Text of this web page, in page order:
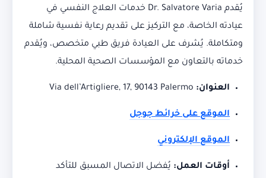
يُقدم Dr. Salvatore Varia خدمات العلاج النفسي في
عيادته الخاصة، مع التركيز على تقديم رعاية نفسية شاملة
ومتكاملة. يُشرف على العيادة فريق طبي متخصص، ويُقدم
خدماته بالتعاون مع المؤسسات الصحية المحلية.
العنوان: Via dell’Artigliere, 17, 90143 Palermo
الموقع على خرائط جوجل
الموقع الإلكتروني
أوقات العمل: يُفضل الاتصال المسبق للتأكد